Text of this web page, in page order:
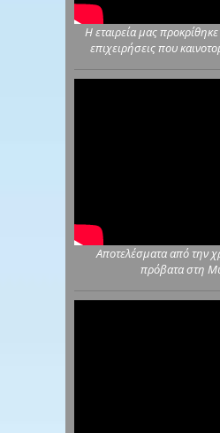
Η εταιρεία μας
επιχειρήσεις που
Αποτελέσματα από την
πρόβατα στη